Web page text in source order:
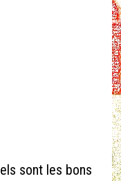
sont les bons